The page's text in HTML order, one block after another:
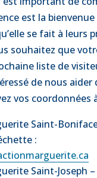
est la
se fait à leurs
souhaitez que
liste de
de nous aider
vos coordonnées
Saint-
:
Saint-Joseph